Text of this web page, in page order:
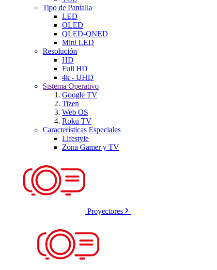
Tipo de Pantalla
LED
OLED
QLED-QNED
Mini LED
Resolución
HD
Full HD
4k - UHD
Sistema Operativo
Google TV
Tizen
Web OS
Roku TV
Características Especiales
Lifestyle
Zona Gamer y TV
Proyectores